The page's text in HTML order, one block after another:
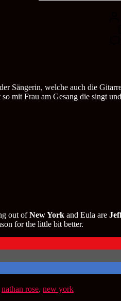
der Sängerin, welche auch die
mit Frau am Gesang die singt
out ofNew York and Eula are
for the little bit better.
nathan rose, new york